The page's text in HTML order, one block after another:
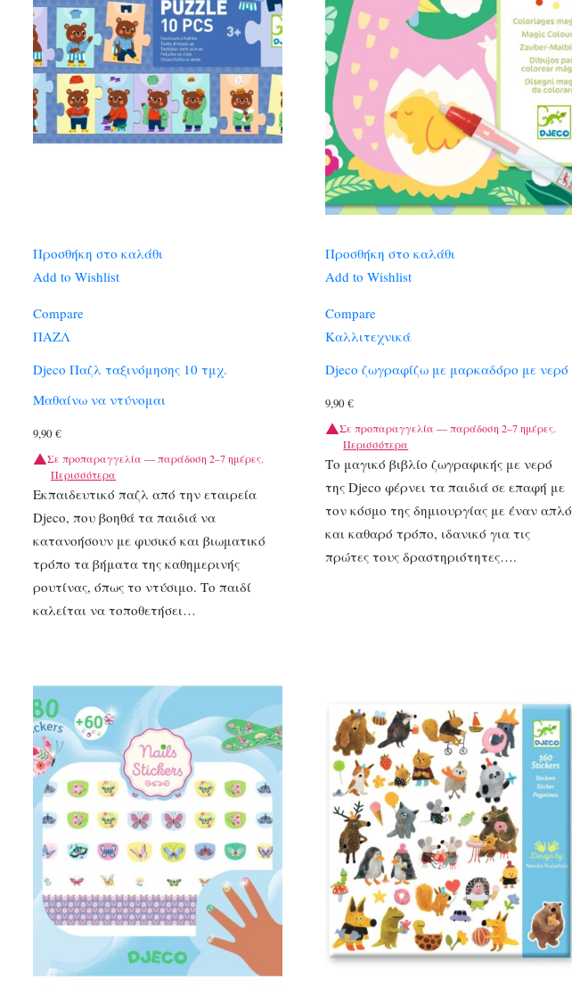
Προσθήκη στο καλάθι
Add to Wishlist
Compare
ΠΑΖΛ
Djeco Παζλ ταξινόμησης 10 τμχ.
Μαθαίνω να ντύνομαι
9,90 €
Σε προπαραγγελία — παράδοση 2–7 ημέρες.
Περισσότερα
Εκπαιδευτικό παζλ από την εταιρεία
Djeco, που βοηθά τα παιδιά να
κατανοήσουν με φυσικό και βιωματικό
τρόπο τα βήματα της καθημερινής
ρουτίνας, όπως το ντύσιμο. Το παιδί
καλείται να τοποθετήσει…
Προσθήκη στο καλάθι
Add to Wishlist
Compare
Καλλιτεχνικά
Djeco ζωγραφίζω με μαρκαδόρο με νερό
9,90€
Σε προπαραγγελία — παράδοση 2–7 ημέρες.
Περισσότερα
Το μαγικό βιβλίο ζωγραφικής με νερό
της Djeco φέρνει τα παιδιά σε επαφή με
τον κόσμο της δημιουργίας με έναν απλό
και καθαρό τρόπο, ιδανικό για τις
πρώτες τους δραστηριότητες….